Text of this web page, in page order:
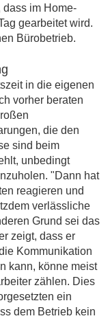
dass im Home-
gearbeitet wird.
Bürobetrieb.
in die eigenen
vorher beraten
die den
sind beim
unbedingt
"Dann hat
reagieren und
verlässliche
Grund sei das
zeigt, dass er
Kommunikation
kann, könne meist
zählen. Dies
ein
dem Betrieb kein